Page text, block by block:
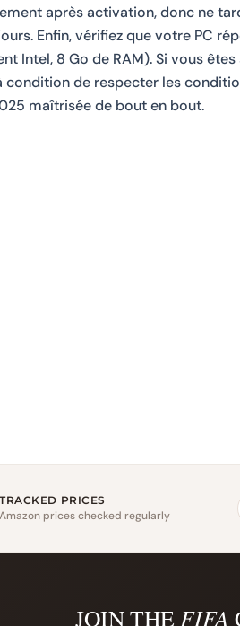
après activation, donc ne
Enfin, vérifiez que votre PC
Intel, 8 Go de RAM). Si vous
de respecter les
maîtrisée de bout en bout.
TRACKED PRICES
Amazon prices checked regularly
JOIN THE FIFA